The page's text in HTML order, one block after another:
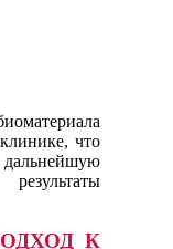
что
дальнейшую
К